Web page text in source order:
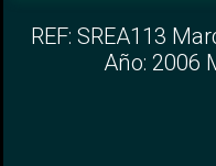
REF: SREA113
Año: 2006